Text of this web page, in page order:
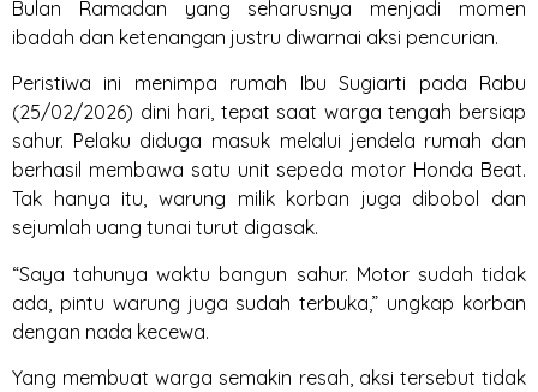
Bulan Ramadan yang seharusnya menjadi momen
ibadah dan ketenangan justru diwarnai aksi pencurian.
Peristiwa ini menimpa rumah Ibu Sugiarti pada Rabu
(25/02/2026) dini hari, tepat saat warga tengah bersiap
sahur. Pelaku diduga masuk melalui jendela rumah dan
berhasil membawa satu unit sepeda motor Honda Beat.
Tak hanya itu, warung milik korban juga dibobol dan
sejumlah uang tunai turut digasak.
“Saya tahunya waktu bangun sahur. Motor sudah tidak
ada, pintu warung juga sudah terbuka,” ungkap korban
dengan nada kecewa.
Yang membuat warga semakin resah, aksi tersebut tidak